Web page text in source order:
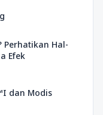
Perhatikan Hal-
Efek
dan Modis